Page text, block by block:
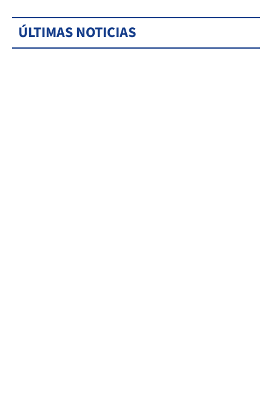
ÚLTIMAS NOTICIAS